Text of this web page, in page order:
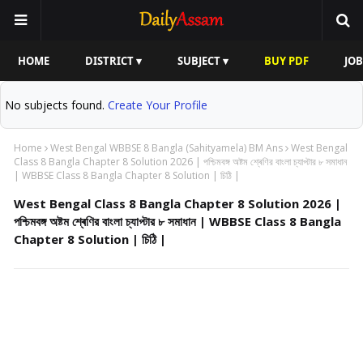
HOME DISTRICT ▾ SUBJECT ▾ BUY PDF
No subjects found. Create Your Profile
Home West Bengal WBBSE 8 Bangla (Sahityamela) BM Ans West Bengal
Class 8 Bangla Chapter 8 Solution 2026 | পশ্চিমবঙ্গ অষ্টম শ্ৰেণির বাংলা চ্যাপ্টার ৮ সমাধান
| WBBSE Class 8 Bangla Chapter 8 Solution | চিঠি |
West Bengal Class 8 Bangla Chapter 8 Solution 2026 |
পশ্চিমবঙ্গ অষ্টম শ্ৰেণির বাংলা চ্যাপ্টার ৮ সমাধান | WBBSE Class 8 Bangla
Chapter 8 Solution | চিঠি |